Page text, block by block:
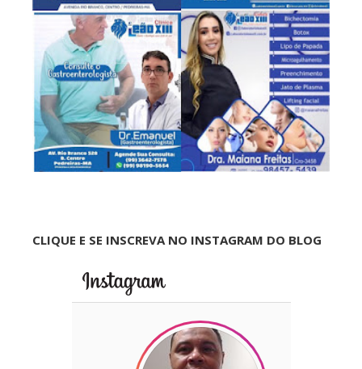
CLIQUE E SE INSCREVA NO INSTAGRAM DO BLOG